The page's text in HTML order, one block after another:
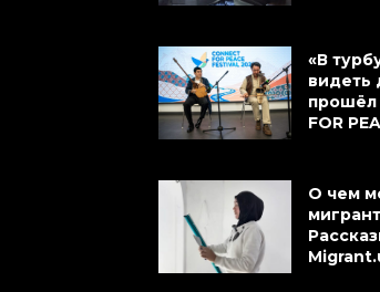
«В
видеть
прошёл
FOR
О чем